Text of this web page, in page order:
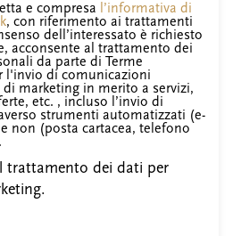
trattamento dei dati per
e compresa
l’informativa di
, con riferimento ai trattamenti
dell’interessato è richiesto
acconsente al trattamento dei
da parte di Terme
l'invio di comunicazioni
marketing in merito a servizi,
etc. , incluso l’invio di
strumenti automatizzati (e-
non (posta cartacea, telefono